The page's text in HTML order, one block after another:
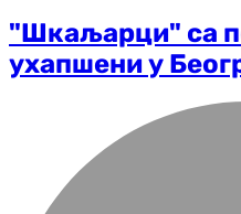
"Шкаљарци" са
ухапшени у